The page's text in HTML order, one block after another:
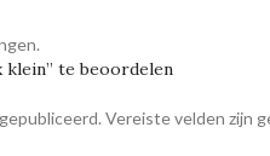
klein” te beoordelen
Vereiste velden zijn